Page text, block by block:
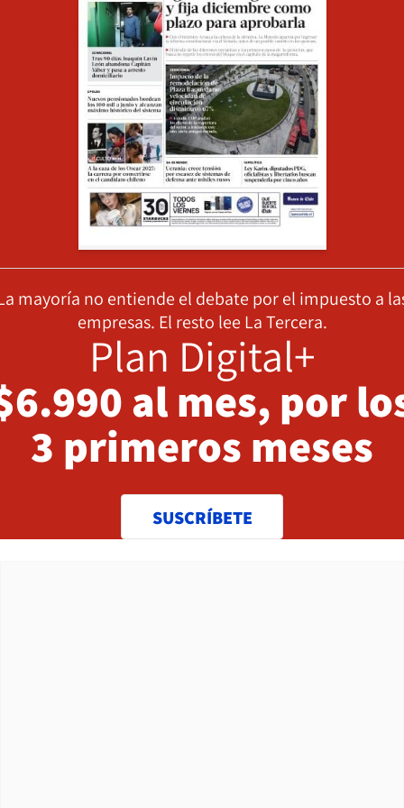
mayoría no entiende el debate por el impuesto a
empresas. El resto lee La Tercera.
Plan Digital+
al mes, por
3 primeros meses
SUSCRÍBETE